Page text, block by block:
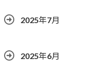
2025年7月
2025年6月